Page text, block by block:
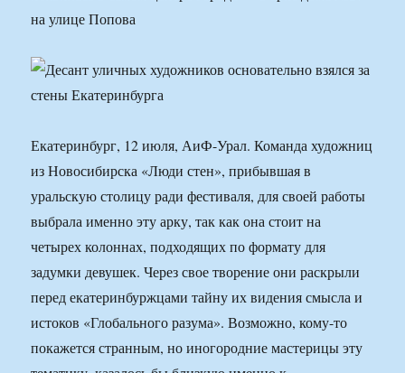
на улице Попова
Екатеринбург, 12 июля, АиФ-Урал. Команда художниц
из Новосибирска «Люди стен», прибывшая в
уральскую столицу ради фестиваля, для своей работы
выбрала именно эту арку, так как она стоит на
четырех колоннах, подходящих по формату для
задумки девушек. Через свое творение они раскрыли
перед екатеринбуржцами тайну их видения смысла и
истоков «Глобального разума». Возможно, кому-то
покажется странным, но иногородние мастерицы эту